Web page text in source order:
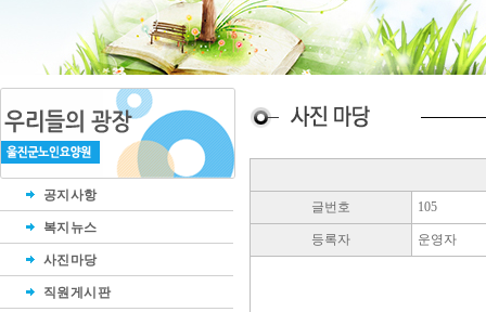
공지사항
복지뉴스
사진마당
직원게시판
글번호 105
등록자 운영자